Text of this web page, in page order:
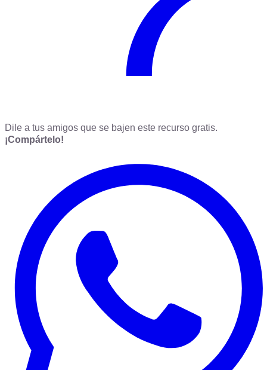
Dile a tus amigos que se bajen este recurso gratis.
¡Compártelo!